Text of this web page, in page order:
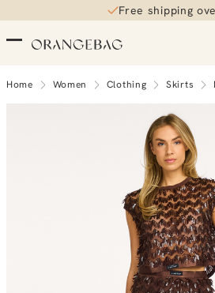
Free shipping
Home Women Clothing Skirts